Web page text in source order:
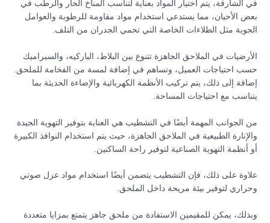
في الشارقة، يتم اختيار المواد بعناية لتناسب المناخ الحار والرطب في
بعض الأحيان، مما يستدعي استخدام مواد مقاومة للرطوبة والعوامل
الجوية مثل الطلاءات الخاصة التي تحمي الجدران من التلف.
الأرضيات في الملاحق الجاهزة تتنوع بين البلاط، الباركيه، والسيراميك
حسب احتياجات العميل، وتساهم في إضافة لمسة من الفخامة للملحق.
إضافة إلى ذلك، يتم تركيب الأنظمة الكهربائية والإضاءة الحديثة بما
يتناسب مع احتياجات المساحة.
من الجوانب المهمة أيضًا في التشطيب هي العناية بتوفير التهوية الجيدة
والإنارة الطبيعية في الملاحق الجاهزة، حيث يتم استخدام النوافذ الكبيرة
أو أنظمة التهوية الصناعية لتوفير راحة الساكنين.
علاوة على ذلك، فإن التشطيب يتضمن أيضًا استخدام مواد عزل صوتي
وحراري لتوفير بيئة مريحة داخل الملحق.
وبذلك، يمكن للمقيمين الاستفادة من ملحق جاهز يتمتع بمزايا متعددة